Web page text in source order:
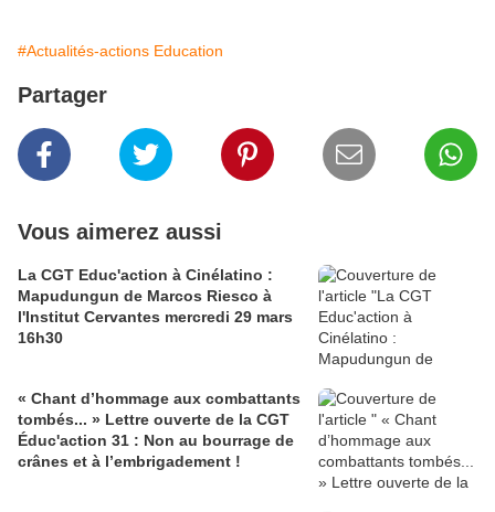
#Actualités-actions Education
Partager
Vous aimerez aussi
La CGT Educ'action à Cinélatino :
Mapudungun de Marcos Riesco à
l'Institut Cervantes mercredi 29 mars
16h30
« Chant d’hommage aux combattants
tombés... » Lettre ouverte de la CGT
Éduc'action 31 : Non au bourrage de
crânes et à l’embrigadement !